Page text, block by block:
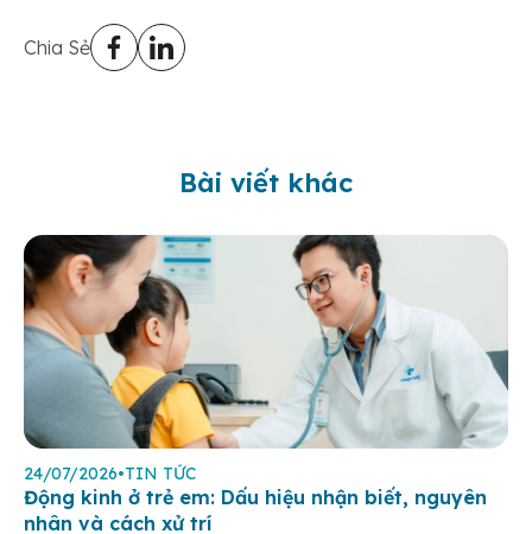
Chia Sẻ
Bài viết khác
24/07/2026•TIN TỨC
Động kinh ở trẻ em: Dấu hiệu nhận biết, nguyên
nhân và cách xử trí